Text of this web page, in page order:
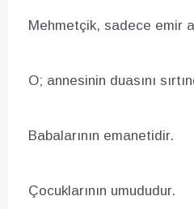
Mehmetçik, sadece emir
O; annesinin duasını
Babalarının emanetidir.
Çocuklarının umududur.